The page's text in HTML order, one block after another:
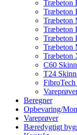
Træbeton
Træbeton
Træbeton
Træbeton
Træbeton
Træbeton
Træbeton
C60
T24
Beregner
Opbevaring/
Vareprøver
Bæredygtigt